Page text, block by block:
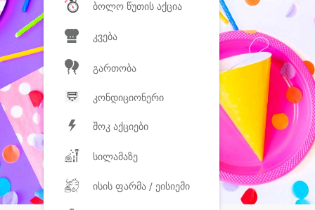
ბოლო წუთის აქცია
კვება
გართობა
კონდიციონერი
შოკ აქციები
სილამაზე
ისის ფარმა / ეისიემი